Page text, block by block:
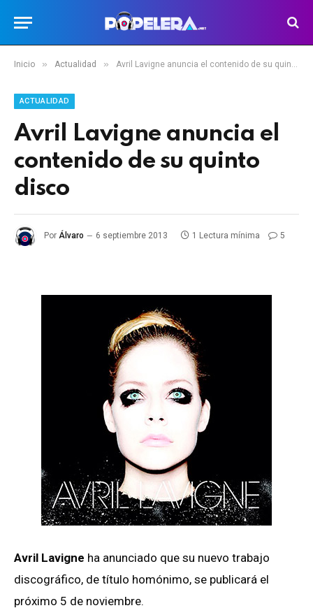
Inicio » Actualidad » Avril Lavigne anuncia el contenido de su quinto disco
ACTUALIDAD
Avril Lavigne anuncia el
contenido de su quinto
disco
Por Álvaro 6 septiembre 2013 1 Lectura mínima 5
Avril Lavigne ha anunciado que su nuevo trabajo
discográfico, de título homónimo, se publicará el
próximo 5 de noviembre.